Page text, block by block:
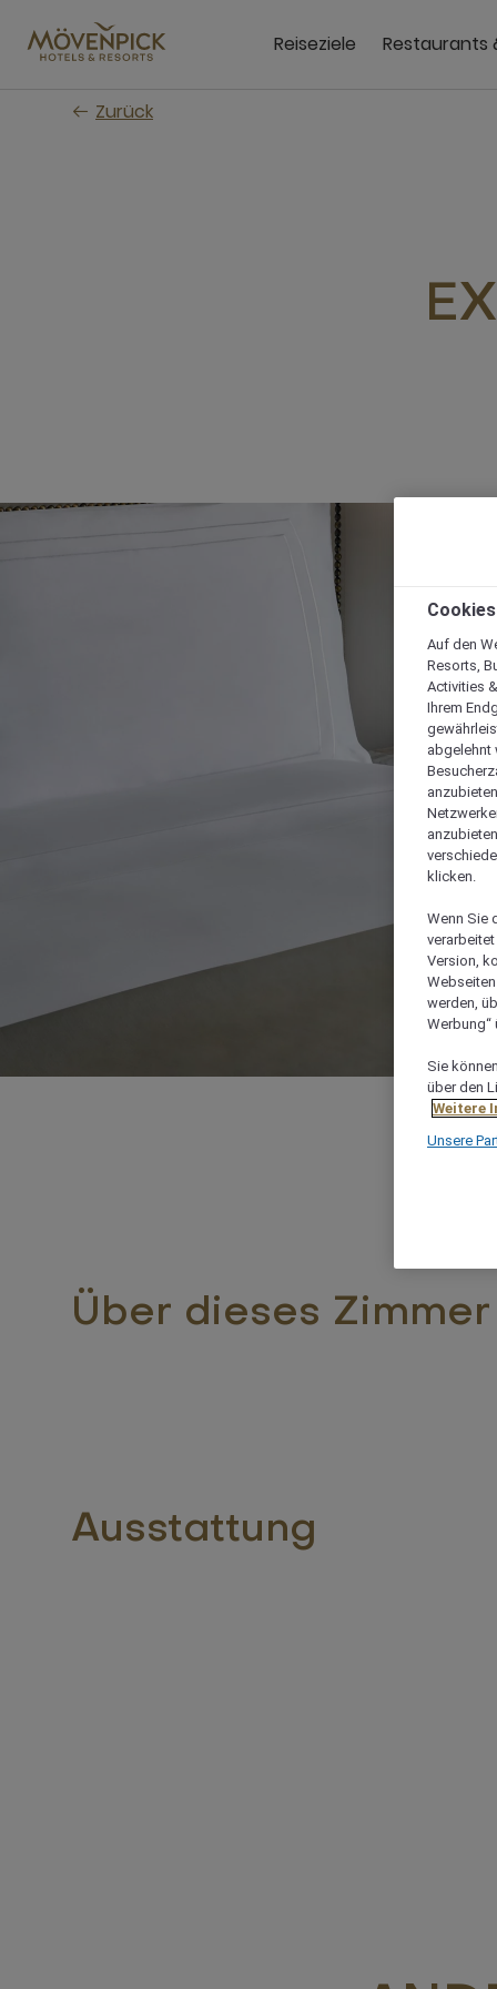
Hauptinhalt
wechseln
Reiseziele Restaurants
Zurück
Über dieses Zimmer
Ausstattung
Auf den
Resorts,
Activities
Ihrem
abgelehnt
klicken.
Wenn Sie
Version,
werden,
Werbung“
Sie
über den
Weitere
Unsere